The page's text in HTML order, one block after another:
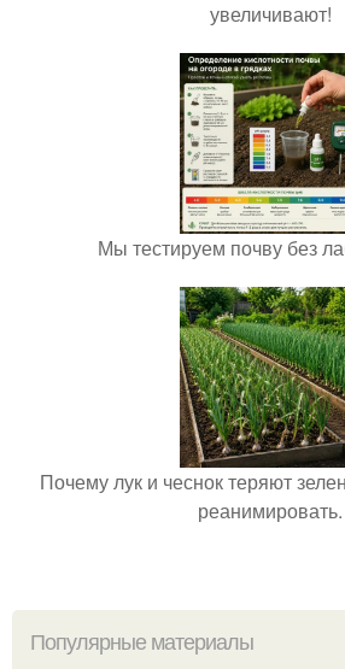
увеличивают!
Мы тестируем почву без
Почему лук и чеснок теряют
реанимировать.
Популярные материалы